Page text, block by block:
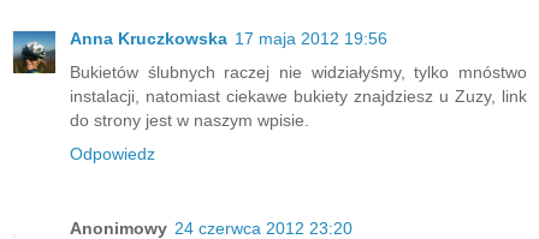
Anna Kruczkowska 17 maja 2012 19:56
Bukietów ślubnych raczej nie widziałyśmy, tylko mnóstwo
instalacji, natomiast ciekawe bukiety znajdziesz u Zuzy, link
do strony jest w naszym wpisie.
Odpowiedz
Anonimowy 24 czerwca 2012 23:20